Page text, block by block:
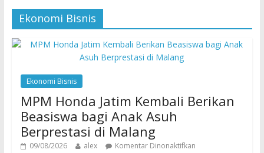
Ekonomi Bisnis
Ekonomi Bisnis
MPM Honda Jatim Kembali Berikan
Beasiswa bagi Anak Asuh
Berprestasi di Malang
09/08/2026 alex Komentar Dinonaktifkan